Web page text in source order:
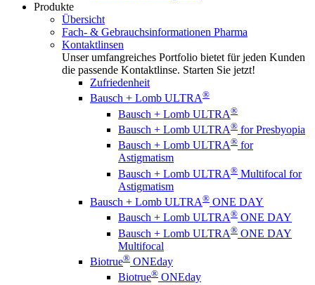
Produkte
Übersicht
Fach- & Gebrauchsinformationen Pharma
Kontaktlinsen
Unser umfangreiches Portfolio bietet für jeden Kunden
die passende Kontaktlinse. Starten Sie jetzt!
Zufriedenheit
Bausch + Lomb ULTRA®
Bausch + Lomb ULTRA®
Bausch + Lomb ULTRA® for Presbyopia
Bausch + Lomb ULTRA® for
Astigmatism
Bausch + Lomb ULTRA® Multifocal for
Astigmatism
Bausch + Lomb ULTRA® ONE DAY
Bausch + Lomb ULTRA® ONE DAY
Bausch + Lomb ULTRA® ONE DAY
Multifocal
Biotrue® ONEday
Biotrue® ONEday